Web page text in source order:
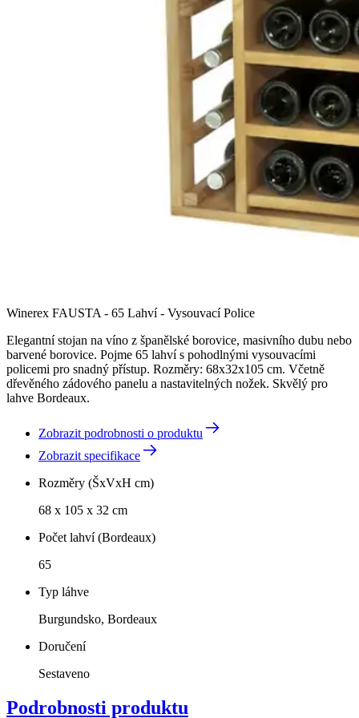
Winerex FAUSTA - 65 Lahví - Vysouvací Police
Elegantní stojan na víno z španělské borovice, masivního dubu nebo
barvené borovice. Pojme 65 lahví s pohodlnými vysouvacími
policemi pro snadný přístup. Rozměry: 68x32x105 cm. Včetně
dřevěného zádového panelu a nastavitelných nožek. Skvělý pro
lahve Bordeaux.
Zobrazit podrobnosti o produktu
Zobrazit specifikace
Rozměry (ŠxVxH cm)
68 x 105 x 32 cm
Počet lahví (Bordeaux)
65
Typ láhve
Burgundsko, Bordeaux
Doručení
Sestaveno
Podrobnosti produktu